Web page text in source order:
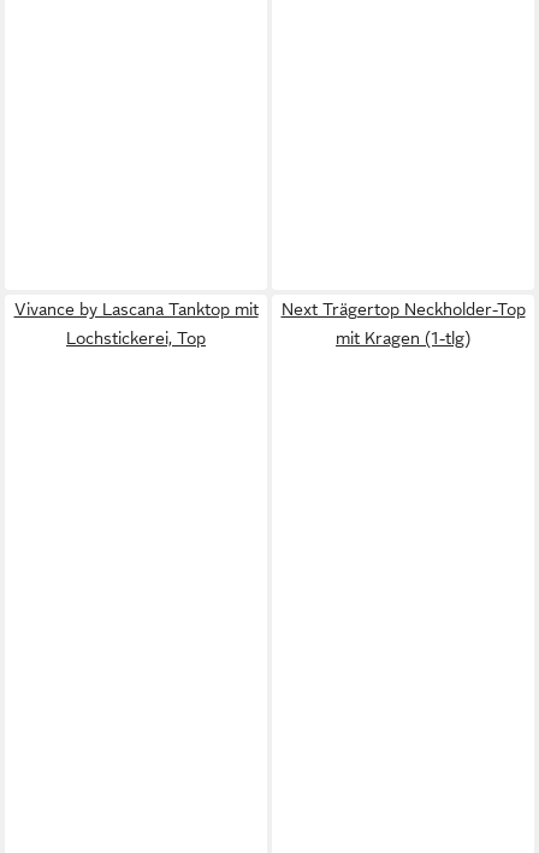
Vivance by Lascana Tanktop mit
Lochstickerei, Top
Next Trägertop Neckholder-Top
mit Kragen (1-tlg)